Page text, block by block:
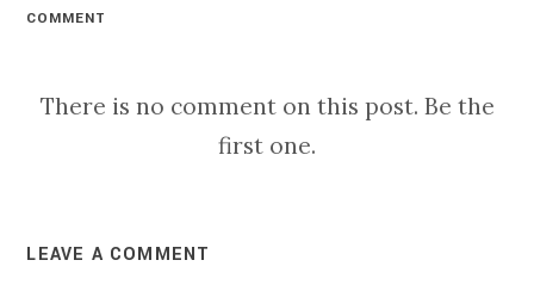
COMMENT
There is no comment on this post. Be the
first one.
LEAVE A COMMENT